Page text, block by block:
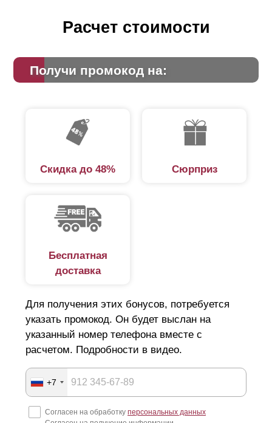
Расчет стоимости
Получи промокод на:
Скидка до 48% Сюрприз
Бесплатная
доставка
Для получения этих бонусов, потребуется
указать промокод. Он будет выслан на
указанный номер телефона вместе с
расчетом. Подробности в видео.
+7
Согласен на обработку персональных данных